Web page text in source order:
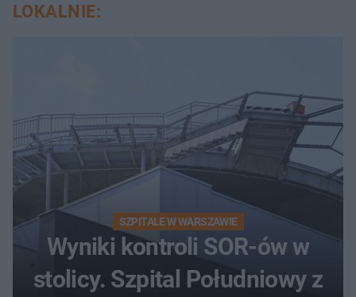
LOKALNIE:
SZPITALE W WARSZAWIE
Wyniki kontroli SOR-ów w
stolicy. Szpital Południowy z